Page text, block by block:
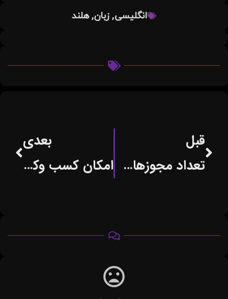
انگلیسی,زبان,هلند
قبل
تعداد مجوزهای کسب‌و‌کار به رقم شگفت انگیز بالای یک میلیون رسید
بعدی
امکان کسب وکار برای معلولان